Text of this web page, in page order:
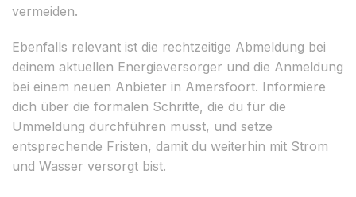
vermeiden.
Ebenfalls relevant ist die rechtzeitige Abmeldung bei
deinem aktuellen Energieversorger und die Anmeldung
bei einem neuen Anbieter in Amersfoort. Informiere
dich über die formalen Schritte, die du für die
Ummeldung durchführen musst, und setze
entsprechende Fristen, damit du weiterhin mit Strom
und Wasser versorgt bist.